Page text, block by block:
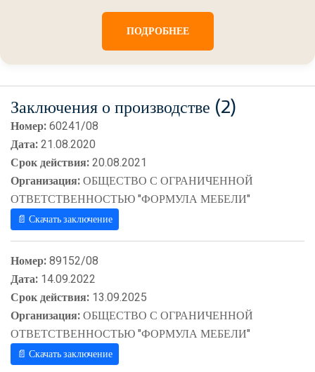
ПОДРОБНЕЕ
Заключения о производстве (2)
Номер:60241/08
Дата:21.08.2020
Срок действия:20.08.2021
Организация:ОБЩЕСТВО С ОГРАНИЧЕННОЙ
ОТВЕТСТВЕННОСТЬЮ "ФОРМУЛА МЕБЕЛИ"
📄 Скачать заключение
Номер:89152/08
Дата: 14.09.2022
Срок действия: 13.09.2025
Организация:ОБЩЕСТВО С ОГРАНИЧЕННОЙ
ОТВЕТСТВЕННОСТЬЮ "ФОРМУЛА МЕБЕЛИ"
📄 Скачать заключение